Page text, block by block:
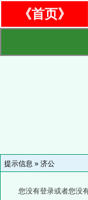
《首页》
提示信息 » 济公
您没有登录或者您没